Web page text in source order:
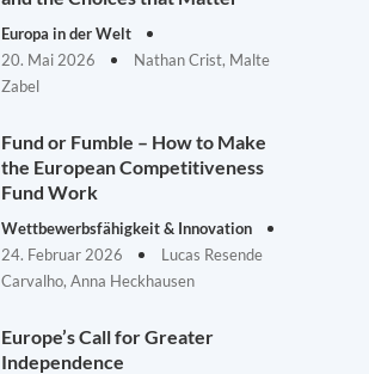
Europa in der Welt
20. Mai 2026
Nathan Crist, Malte
Zabel
Fund or Fumble – How to Make
the European Competitiveness
Fund Work
Wettbewerbsfähigkeit & Innovation
24. Februar 2026
Lucas Resende
Carvalho, Anna Heckhausen
Europe’s Call for Greater
Independence